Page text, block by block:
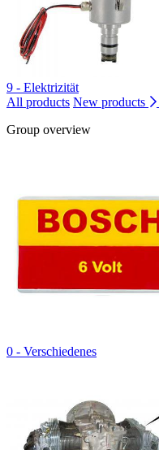
9 - Elektrizität
All products New products
Group overview
0 - Verschiedenes